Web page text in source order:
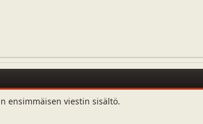
ensimmäisen viestin sisältö.